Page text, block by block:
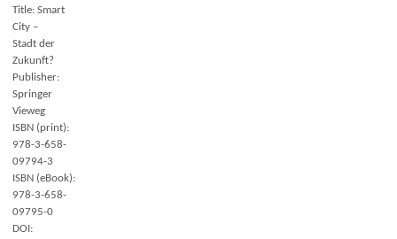
Title: Smart
City –
Stadt der
Zukunft?
Publisher:
Springer
Vieweg
ISBN (print):
978-3-658-
09794-3
ISBN (eBook):
978-3-658-
09795-0
DOI: